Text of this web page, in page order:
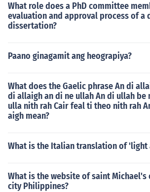
What role does a PhD committee
evaluation and approval process of a
dissertation?
Paano ginagamit ang heograpiya?
What does the Gaelic phrase An di
di allaigh an di ne ullah An di ullah be
ulla nith rah Cair feal ti theo nith rah
aigh mean?
What is the Italian translation of 'light
What is the website of saint
city Philippines?